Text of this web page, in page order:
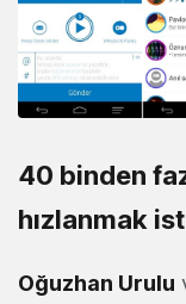
40 binden
hızlanmak
Oğuzhan Urulu